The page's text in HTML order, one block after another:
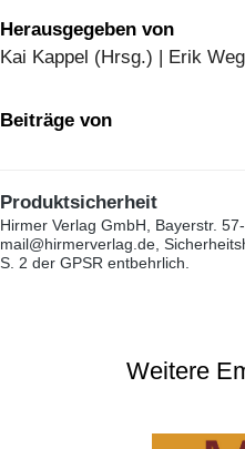
Herausgegeben von
Kai Kappel (Hrsg.) | Erik
Beiträge von
Produktsicherheit
Hirmer Verlag GmbH, Bayerstr.
mail@hirmerverlag.de,
S. 2 der GPSR entbehrlich.
Weitere